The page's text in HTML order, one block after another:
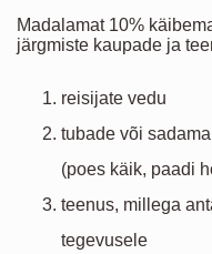
Madalamat 10%
järgmiste kaupade ja
reisijate vedu
tubade või
(poes käik, paadi
teenus, millega
tegevusele